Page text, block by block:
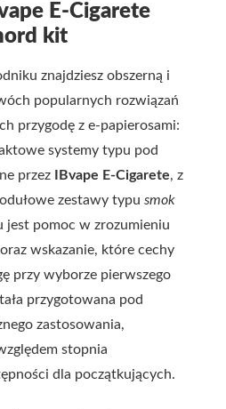
E-Cigarete
kit
znajdziesz obszerną i
popularnych rozwiązań
przygodę z e-papierosami:
systemy typu pod
przez
IBvape E-Cigarete, z
zestawy typu smok
jest pomoc w zrozumieniu
wskazanie, które cechy
przy wyborze pierwszego
przygotowana pod
zastosowania,
stopnia
dla początkujących.